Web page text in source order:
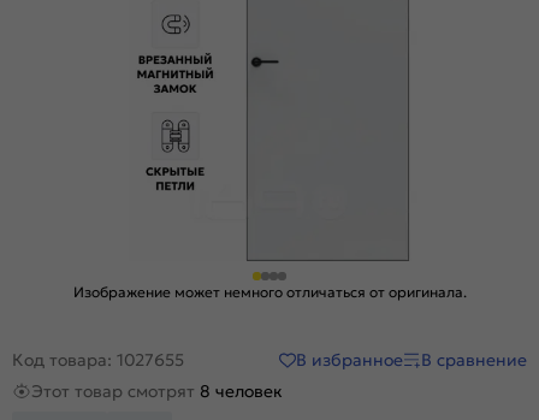
Изображение может немного отличаться от оригинала.
Код товара: 1027655 В избранное
В сравнение
Этот товар смотрят 8 человек